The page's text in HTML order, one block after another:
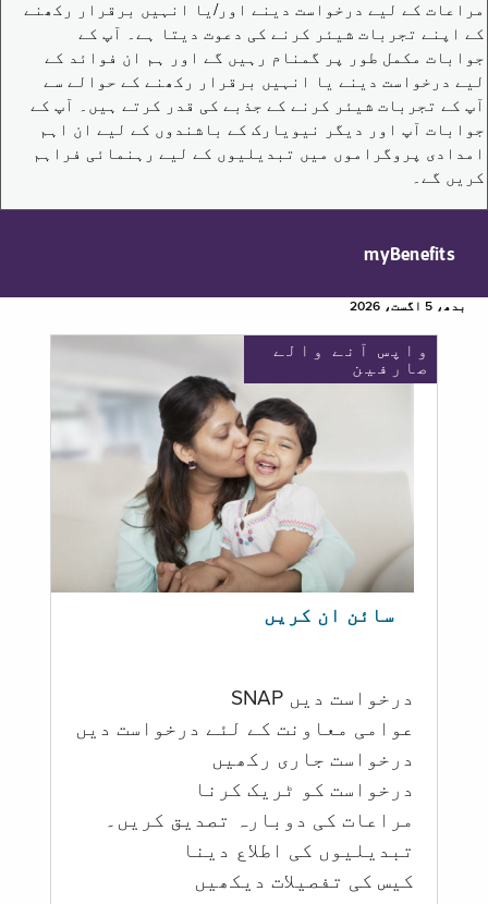
مراعات کے لیے درخواست دینے اور/یا انہیں برقرار رکھنے
کے اپنے تجربات شیئر کرنے کی دعوت دیتا ہے۔ آپ کے
جوابات مکمل طور پر گمنام رہیں گے اور ہم ان فوائد کے
لیے درخواست دینے یا انہیں برقرار رکھنے کے حوالے سے
آپ کے تجربات شیئر کرنے کے جذبے کی قدر کرتے ہیں۔ آپ کے
جوابات آپ اور دیگر نیویارک کے باشندوں کے لیے ان اہم
امدادی پروگراموں میں تبدیلیوں کے لیے رہنمائی فراہم
کریں گے۔
myBenefits
بدھ، 5 اگست، 2026
واپس آنے والے
صارفین
سائن ان کریں
درخواست دیں SNAP
عوامی معاونت کے لئے درخواست دیں
درخواست جاری رکھیں
درخواست کو ٹریک کرنا
مراعات کی دوبارہ تصدیق کریں۔
تبدیلیوں کی اطلاع دینا
کیس کی تفصیلات دیکھیں